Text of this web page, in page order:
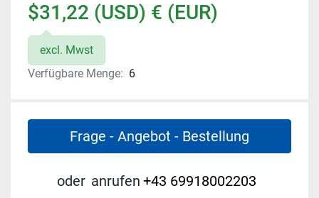
$31,22 (USD) € (EUR)
excl. Mwst
Verfügbare Menge: 6
Frage - Angebot - Bestellung
oder anrufen +43 69918002203